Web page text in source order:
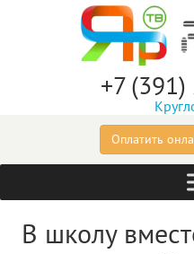
+7
Оплатить
В школу